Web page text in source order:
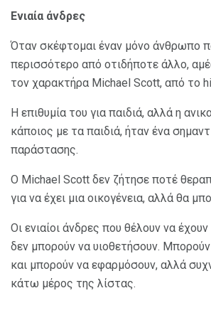
Ενιαία άνδρες
Όταν σκέφτομαι έναν μόνο άνθρωπο
περισσότερο από οτιδήποτε άλλο,
τον χαρακτήρα Michael Scott, από το
Η επιθυμία του για παιδιά, αλλά η
κάποιος με τα παιδιά, ήταν ένα
παράστασης.
Ο Michael Scott δεν ζήτησε ποτέ
για να έχει μια οικογένεια, αλλά θα
Οι ενιαίοι άνδρες που θέλουν να
δεν μπορούν να υιοθετήσουν.
και μπορούν να εφαρμόσουν, αλλά
κάτω μέρος της λίστας.